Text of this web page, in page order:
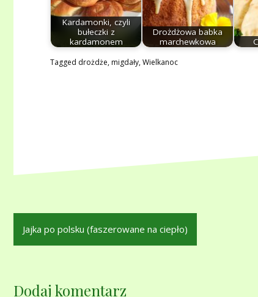
Kardamonki, czyli
bułeczki z
kardamonem
Drożdżowa babka
marchewkowa
Tagged drożdże,migdały,Wielkanoc
Nawigacja
wpisu
Jajka po polsku (faszerowane na ciepło)
Dodaj komentarz